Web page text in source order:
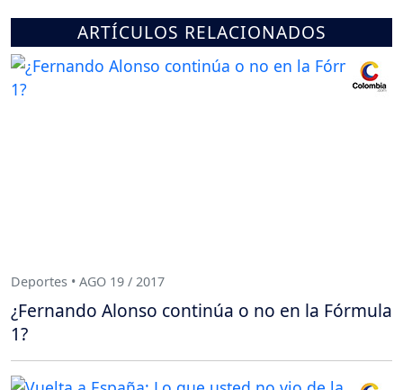
ARTÍCULOS RELACIONADOS
Deportes • AGO 19 / 2017
¿Fernando Alonso continúa o no en la Fórmula
1?